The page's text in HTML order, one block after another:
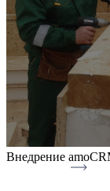
Внедрение